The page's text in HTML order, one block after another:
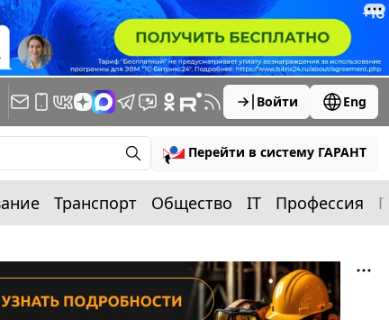
Войти Eng
Перейти в систему ГАРАНТ
Транспорт Общество IT Профессия